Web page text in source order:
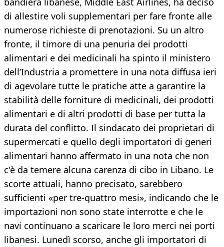
di allestire voli supplementari per fare fronte alle
numerose richieste di prenotazioni. Su un altro
fronte, il timore di una penuria dei prodotti
alimentari e dei medicinali ha spinto il ministero
dell’Industria a promettere in una nota diffusa ieri
di agevolare tutte le pratiche atte a garantire la
stabilità delle forniture di medicinali, dei prodotti
alimentari e di altri prodotti di base per tutta la
durata del conflitto. Il sindacato dei proprietari di
supermercati e quello degli importatori di generi
alimentari hanno affermato in una nota che non
c'è da temere alcuna carenza di cibo in Libano. Le
scorte attuali, hanno precisato, sarebbero
sufficienti «per tre-quattro mesi», indicando che le
importazioni non sono state interrotte e che le
navi continuano a scaricare le loro merci nei porti
libanesi. Lunedì scorso, anche gli importatori di